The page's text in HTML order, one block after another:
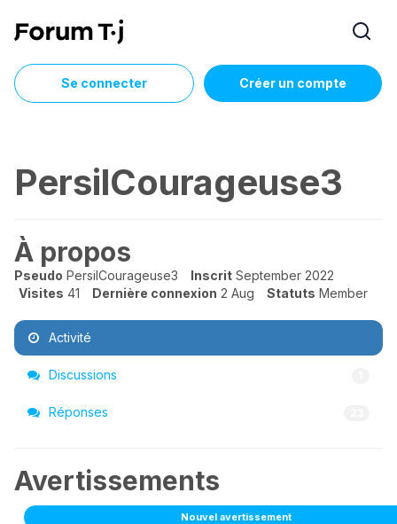
Se connecter Créer un compte
PersilCourageuse3
À propos
Pseudo PersilCourageuse3 Inscrit September 2022
Visites 41 Dernière connexion 2 Aug Statuts Member
Activité
Discussions
Réponses
Avertissements
Nouvel avertissement